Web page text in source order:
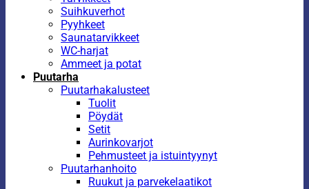
Suihkuverhot
Pyyhkeet
Saunatarvikkeet
WC-harjat
Ammeet ja potat
Puutarha
Puutarhakalusteet
Tuolit
Pöydät
Setit
Aurinkovarjot
Pehmusteet ja istuintyynyt
Puutarhanhoito
Ruukut ja parvekelaatikot